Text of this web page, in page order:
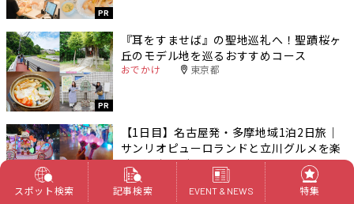
PR
PR
『耳をすませば』の聖地巡礼へ！聖蹟桜ヶ
丘のモデル地を巡るおすすめコース
おでかけ 東京都
【1日目】名古屋発・多摩地域1泊2日旅｜
サンリオピューロランドと立川グルメを楽
しむ週末モデルコース
おでかけ
東京都
スポット検索
記事検索 EVENT & NEWS 特集